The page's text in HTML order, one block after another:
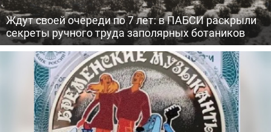
Ждут своей очереди по 7 лет: в ПАБСИ раскрыли
секреты ручного труда заполярных ботаников